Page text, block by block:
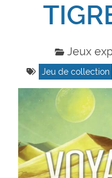
Jeux
Jeu de collection